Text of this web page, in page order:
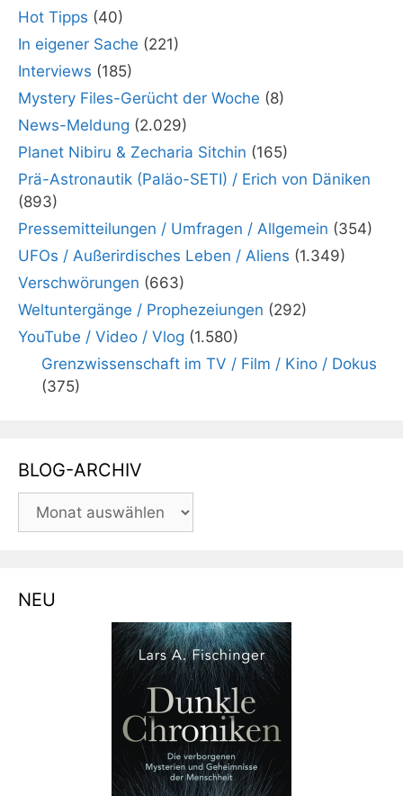
Hot Tipps (40)
In eigener Sache (221)
Interviews (185)
Mystery Files-Gerücht der Woche (8)
News-Meldung (2.029)
Planet Nibiru & Zecharia Sitchin (165)
Prä-Astronautik (Paläo-SETI) / Erich von Däniken
(893)
Pressemitteilungen / Umfragen / Allgemein (354)
UFOs / Außerirdisches Leben / Aliens (1.349)
Verschwörungen (663)
Weltuntergänge / Prophezeiungen (292)
YouTube / Video / Vlog (1.580)
Grenzwissenschaft im TV / Film / Kino / Dokus
(375)
BLOG-ARCHIV
BLOG-
ARCHIV
NEU